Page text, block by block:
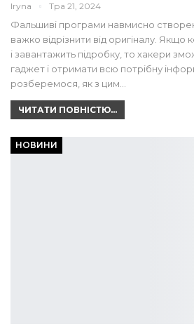
Iryna Тра 21, 2024
Фальшиві програми навмисно
важко відрізнити від оригіналу. Якщо
і завантажить підробку, то хакери
гаджет і отримати всю потрібну
розберемося, як з цим…
ЧИТАТИ ПОВНІСТЮ...
НОВИНИ